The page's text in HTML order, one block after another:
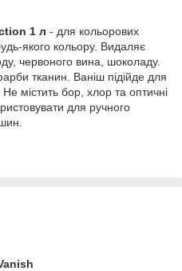
1 л - для кольорових
якого кольору. Видаляє
червоного вина, шоколаду.
тканин. Ваніш підійде для
містить бор, хлор та оптичні
для ручного